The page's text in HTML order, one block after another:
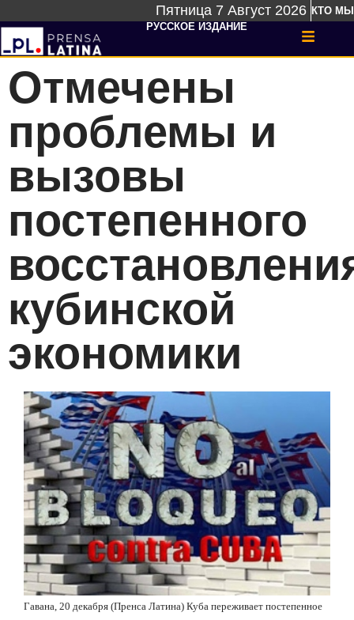
Пятница 7 Август 2026 КТО МЫ
РУССКОЕ ИЗДАНИЕ
Отмечены
проблемы и
вызовы
постепенного
кубинской
экономики
Гавана, 20 декабря (Пренса Латина) Куба переживает постепенное